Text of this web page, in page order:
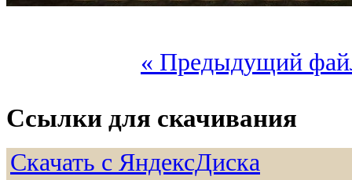
« Предыдущий
Ссылки для скачивания
Скачать с ЯндексДиска